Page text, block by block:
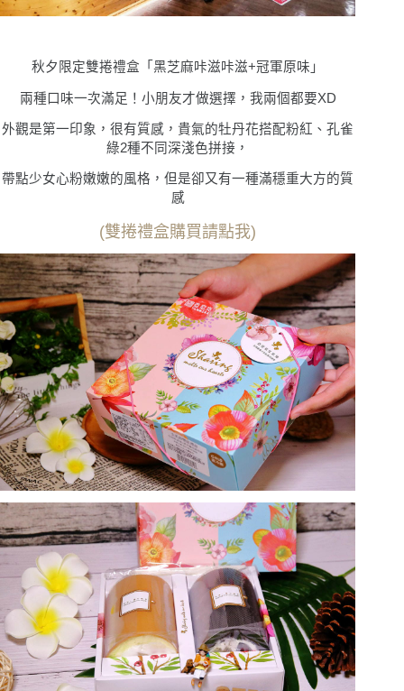
秋夕限定雙捲禮盒「黑芝麻咔滋咔滋+冠軍原味」
兩種口味一次滿足！小朋友才做選擇，我兩個都要XD
外觀是第一印象，很有質感，貴氣的牡丹花搭配粉紅、孔雀
綠2種不同深淺色拼接，
帶點少女心粉嫩嫩的風格，但是卻又有一種滿穩重大方的質
感
(雙捲禮盒購買請點我)